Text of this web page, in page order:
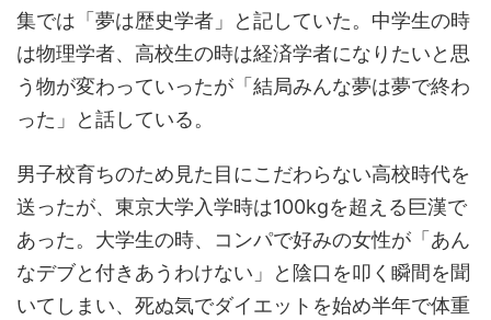
集では「夢は歴史学者」と記していた。中学生の時
は物理学者、高校生の時は経済学者になりたいと思
う物が変わっていったが「結局みんな夢は夢で終わ
った」と話している。
男子校育ちのため見た目にこだわらない高校時代を
送ったが、東京大学入学時は100kgを超える巨漢で
あった。大学生の時、コンパで好みの女性が「あん
なデブと付きあうわけない」と陰口を叩く瞬間を聞
いてしまい、死ぬ気でダイエットを始め半年で体重